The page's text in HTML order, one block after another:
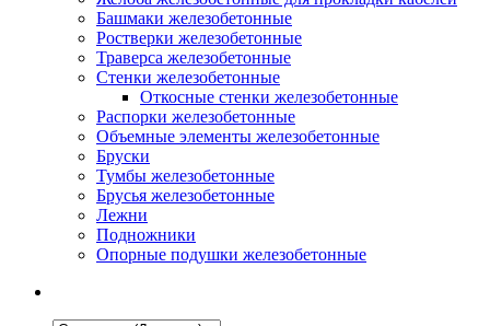
Башмаки железобетонные
Ростверки железобетонные
Траверса железобетонные
Стенки железобетонные
Откосные стенки железобетонные
Распорки железобетонные
Объемные элементы железобетонные
Бруски
Тумбы железобетонные
Брусья железобетонные
Лежни
Подножники
Опорные подушки железобетонные